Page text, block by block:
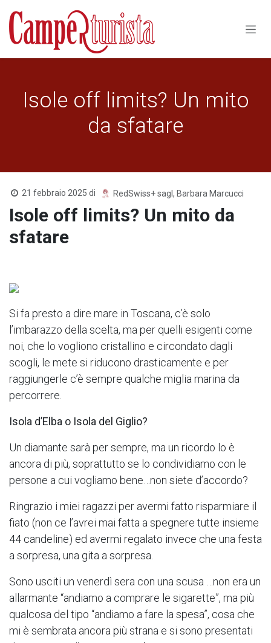
Passa al contenuto
Isole off limits? Un mito
da sfatare
21 febbraio 2025 di RedSwiss+ sagl, Barbara Marcucci
Isole off limits? Un mito da
sfatare
Si fa presto a dire mare in Toscana, c’è solo
l’imbarazzo della scelta, ma per quelli esigenti come
noi, che lo vogliono cristallino e circondato dagli
scogli, le mete si riducono drasticamente e per
raggiungerle c’è sempre qualche miglia marina da
percorrere.
Isola d’Elba o Isola del Giglio?
Un diamante sarà per sempre, ma un ricordo lo è
ancora di più, soprattutto se lo condividiamo con le
persone a cui vogliamo bene…non siete d’accordo?
Ringrazio i miei ragazzi per avermi fatto risparmiare il
fiato (non ce l’avrei mai fatta a spegnere tutte insieme
44 candeline) ed avermi regalato invece che una festa
a sorpresa, una gita a sorpresa.
Sono usciti un venerdì sera con una scusa …non era un
allarmante “andiamo a comprare le sigarette”, ma più
qualcosa del tipo “andiamo a fare la spesa”, cosa che
mi è sembrata ancora più strana e si sono presentati